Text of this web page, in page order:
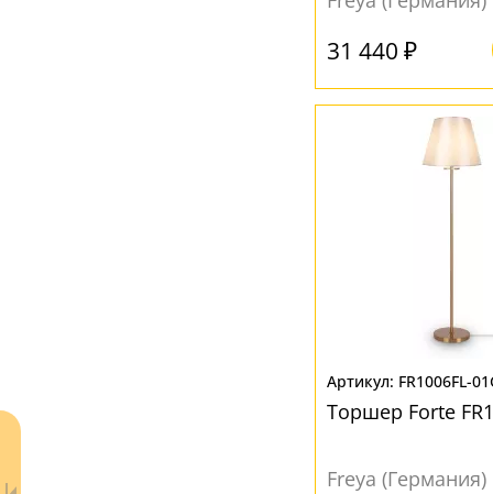
31 440 ₽
FR1006FL-
Торшер Forte
Freya (Германия)